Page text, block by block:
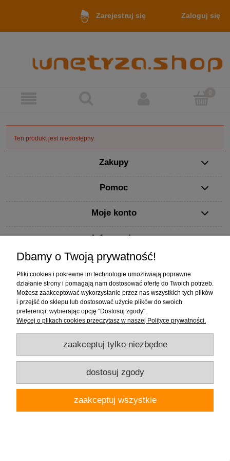
Zarejestruj się Zaloguj się
Ten produkt jest niedostępny.
Zakupy
Pomoc
Moje konto
Informacje
Firma "Wnętrza" Alicja Galewska | ul. Czapliniecka 1, 97-400 Bełchatów |
woj.łódzkie | tel.: 786912008, 789280889 | email: wnetrza.shop@gmail.com |
NIP 769-113-24-80 | REGON: 590535623
pokaż pełną wersję strony
Sklep internetowy Shoper.pl
Dbamy o Twoją prywatność!
Pliki cookies i pokrewne im technologie umożliwiają poprawne
działanie strony i pomagają nam dostosować ofertę do Twoich potrzeb.
Możesz zaakceptować wykorzystanie przez nas wszystkich tych plików
i przejść do sklepu lub dostosować użycie plików do swoich
preferencji, wybierając opcję "Dostosuj zgody".
Więcej o plikach cookies przeczytasz w naszej Polityce prywatności.
zaakceptuj tylko niezbędne
dostosuj zgody
zaakceptuj wszystkie